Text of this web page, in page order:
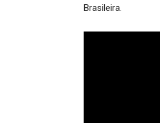
Brasileira.